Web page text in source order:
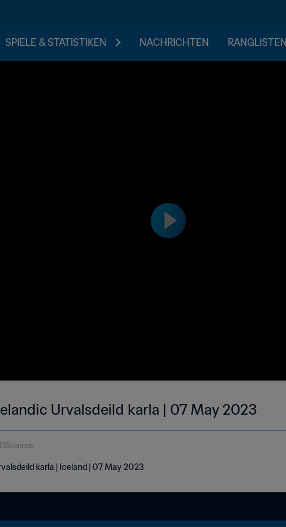
SPIELE & STATISTIKEN NACHRICHTEN RANGLISTEN
Urvalsdeild karla | 07 May 2023
karla | Iceland | 07 May 2023